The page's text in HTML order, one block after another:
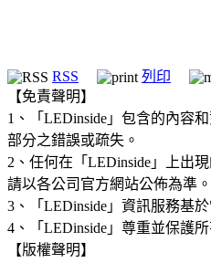
RSS 列印
【免責聲明】
1、「LEDinside」包含的內容
部分之錯誤或疏失。
2、任何在「LEDinside」上出
請以各公司官方網站公佈為準。
3、「LEDinside」資訊服務基
4、「LEDinside」尊重並保護
【版權聲明】